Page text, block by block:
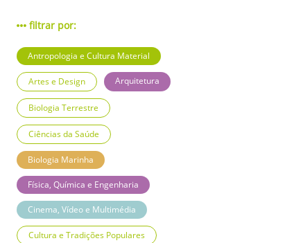
filtrar por:
Antropologia e Cultura Material
Artes e Design Arquitetura
Biologia Terrestre
Ciências da Saúde
Biologia Marinha
Física, Química e Engenharia
Cinema, Vídeo e Multimédia
Cultura e Tradições Populares